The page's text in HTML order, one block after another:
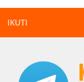
IKUTI